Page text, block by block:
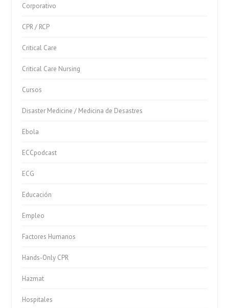
Corporativo
CPR / RCP
Critical Care
Critical Care Nursing
Cursos
Disaster Medicine / Medicina de Desastres
Ebola
ECCpodcast
ECG
Educación
Empleo
Factores Humanos
Hands-Only CPR
Hazmat
Hospitales